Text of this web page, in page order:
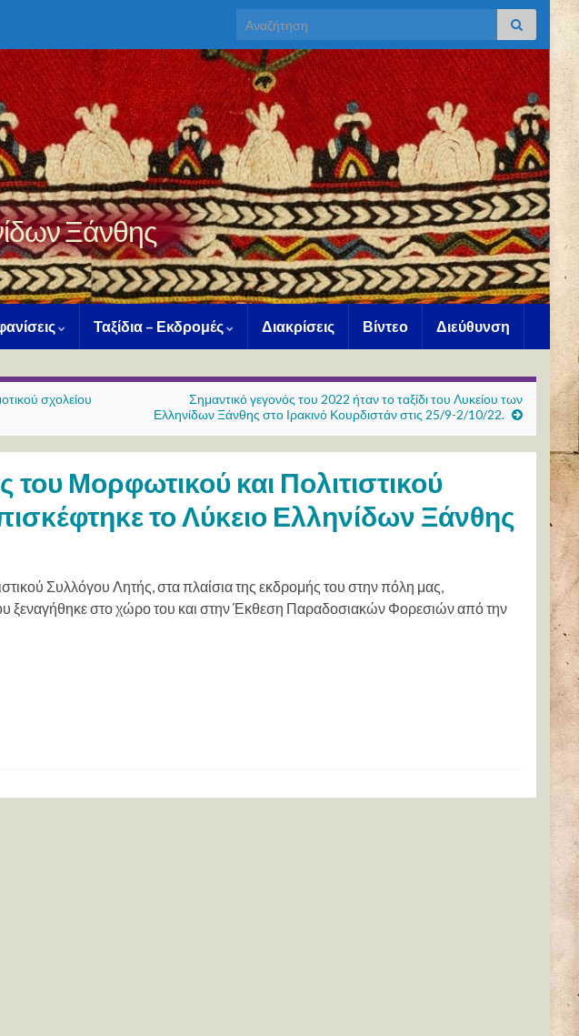
Search for:
Ξάνθης
Ταξίδια – Εκδρομές Διακρίσεις Βίντεο Διεύθυνση
σχολείου
Σημαντικό γεγονός του 2022 ήταν το ταξίδι του Λυκείου των
Ελληνίδων Ξάνθης στο Ιρακινό Κουρδιστάν στις 25/9-2/10/22.
Μορφωτικού και Πολιτιστικού
το Λύκειο Ελληνίδων Ξάνθης
Συλλόγου Λητής, στα πλαίσια της εκδρομής του στην πόλη μας,
ξεναγήθηκε στο χώρο του και στην Έκθεση Παραδοσιακών Φορεσιών από την